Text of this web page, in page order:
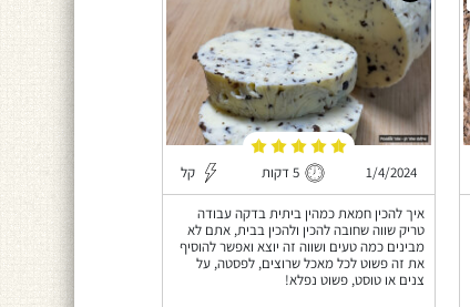
1/4/2024 5 דקות קל
איך להכין חמאת כמהין ביתית בדקה עבודה
טריק שווה שחובה להכין ולהכין בבית, אתם לא
מבינים כמה טעים ושווה זה יוצא ואפשר להוסיף
את זה פשוט לכל מאכל שרוצים, לפסטה, על
צנים או טוסט, פשוט נפלא!